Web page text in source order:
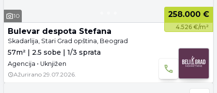
10 258.000 €
4.526 €/m²
Bulevar despota Stefana
Skadarlija, Stari Grad opština, Beograd
57m² | 2.5 sobe | 1/3 sprata
Agencija • Uknjižen
Ažurirano 29.07.2026.